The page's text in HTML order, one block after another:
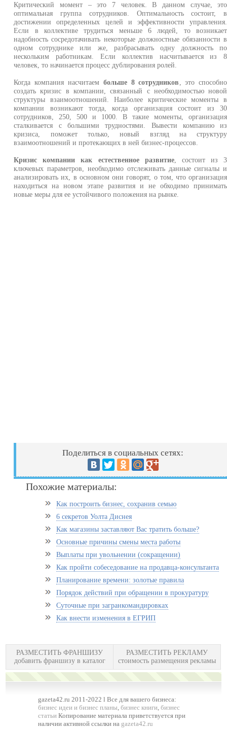
Критический момент – это 7 человек. В данном случае, это
оптимальная группа сотрудников. Оптимальность состоит, в
достижении определенных целей и эффективности управления.
Если в коллективе трудиться меньше 6 людей, то возникает
надобность сосредотачивать некоторые должностные обязанности в
одном сотруднике или же, разбрасывать одну должность по
нескольким работникам. Если коллектив насчитывается из 8
человек, то начинается процесс дублирования ролей.
Когда компания насчитаем больше 8 сотрудников , это способно
создать кризис в компании, связанный с необходимостью новой
структуры взаимоотношений. Наиболее критические моменты в
компании возникают тогда, когда организация состоит из 30
сотрудников, 250, 500 и 1000. В такие моменты, организация
сталкивается с большими трудностями. Вывести компанию из
кризиса, поможет только, новый взгляд на структуру
взаимоотношений и протекающих в ней бизнес-процессов.
Кризис компании как естественное развитие, состоит из 3
ключевых параметров, необходимо отслеживать данные сигналы и
анализировать их, в основном они говорят, о том, что организация
находиться на новом этапе развития и не обходимо принимать
новые меры для ее устойчивого положения на рынке.
Поделиться в социальных сетях:
Похожие материалы:
Как построить бизнес, сохранив семью
6 секретов Уолта Диснея
Как магазины заставляют Вас тратить больше?
Основные причины смены места работы
Выплаты при увольнении (сокращении)
Как пройти собеседование на продавца-консультанта
Планирование времени: золотые правила
Порядок действий при обращении в прокуратуру
Суточные при загранкомандировках
Как внести изменения в ЕГРИП
РАЗМЕСТИТЬ ФРАНШИЗУ
добавить франшизу в каталог
РАЗМЕСТИТЬ РЕКЛАМУ
стоимость размещения рекламы
gazeta42.ru 2011-2022 l Все для вашего бизнеса:
бизнес идеи и бизнес планы,бизнес книги,бизнес
статьи Копирование материала приветствуется при
наличии активной ссылки на gazeta42.ru